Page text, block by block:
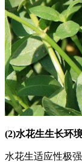
(2)水花生生长环
水花生适应性极